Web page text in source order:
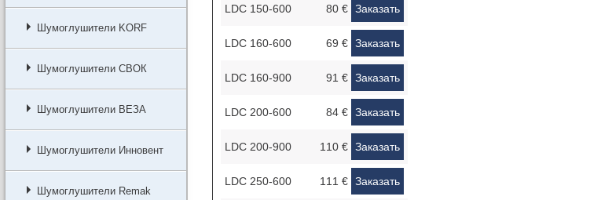
Шумоглушители KORF
Шумоглушители СВОК
Шумоглушители ВЕЗА
Шумоглушители Инновент
Шумоглушители Remak
LDC 150-600 80 € Заказать
LDC 160-600 69 € Заказать
LDC 160-900 91 € Заказать
LDC 200-600 84 € Заказать
LDC 200-900 110 € Заказать
LDC 250-600 111 € Заказать